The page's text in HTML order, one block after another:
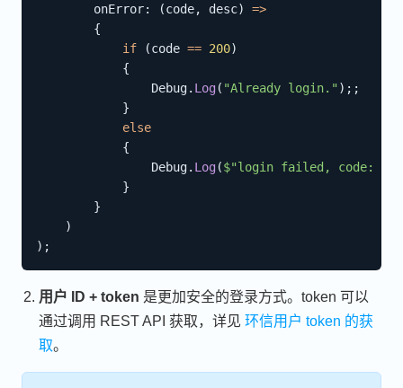
onError: (code, desc)
=>
{
if
(code == 200)
{
                Debug
. Log( "Already login." ) ; ;
}
else
{
                Debug
. Log($"login failed, code:
}
}
)
) ;
用户 ID + token 是更加安全的登录方式。token 可以
通过调用 REST API 获取，详见环信用户 token 的获
取。